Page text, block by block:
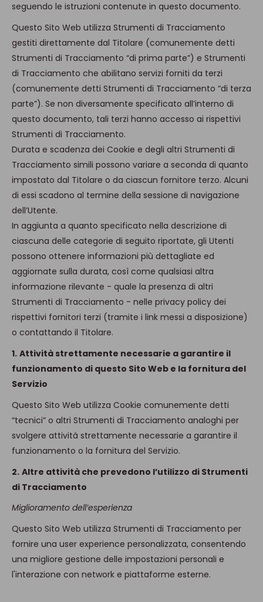
seguendo le istruzioni contenute in questo documento.
Questo Sito Web utilizza Strumenti di Tracciamento
gestiti direttamente dal Titolare (comunemente detti
Strumenti di Tracciamento “di prima parte”) e Strumenti
di Tracciamento che abilitano servizi forniti da terzi
(comunemente detti Strumenti di Tracciamento “di terza
parte”). Se non diversamente specificato all’interno di
questo documento, tali terzi hanno accesso ai rispettivi
Strumenti di Tracciamento.
Durata e scadenza dei Cookie e degli altri Strumenti di
Tracciamento simili possono variare a seconda di quanto
impostato dal Titolare o da ciascun fornitore terzo. Alcuni
di essi scadono al termine della sessione di navigazione
dell’Utente.
In aggiunta a quanto specificato nella descrizione di
ciascuna delle categorie di seguito riportate, gli Utenti
possono ottenere informazioni più dettagliate ed
aggiornate sulla durata, così come qualsiasi altra
informazione rilevante - quale la presenza di altri
Strumenti di Tracciamento - nelle privacy policy dei
rispettivi fornitori terzi (tramite i link messi a disposizione)
o contattando il Titolare.
1. Attività strettamente necessarie a garantire il
funzionamento di questo Sito Web e la fornitura del
Servizio
Questo Sito Web utilizza Cookie comunemente detti
“tecnici” o altri Strumenti di Tracciamento analoghi per
svolgere attività strettamente necessarie a garantire il
funzionamento o la fornitura del Servizio.
2. Altre attività che prevedono l’utilizzo di Strumenti
di Tracciamento
Miglioramento dell’esperienza
Questo Sito Web utilizza Strumenti di Tracciamento per
fornire una user experience personalizzata, consentendo
una migliore gestione delle impostazioni personali e
l'interazione con network e piattaforme esterne.